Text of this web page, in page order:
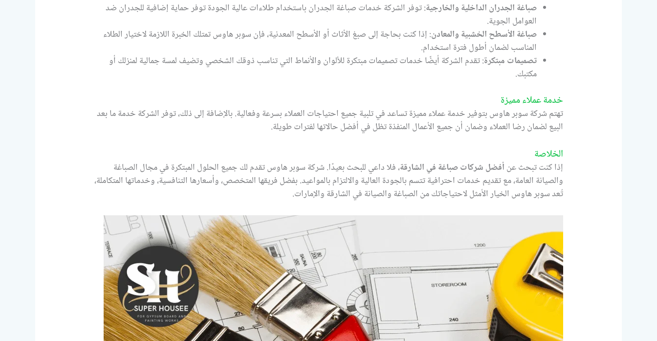
صباغة الجدران الداخلية والخارجية: توفر الشركة خدمات صباغة الجدران باستخدام طلاءات عالية الجودة توفر حماية إضافية للجدران ضد
العوامل الجوية.
صباغة الأسطح الخشبية والمعادن: إذا كنت بحاجة إلى صبغ الأثاث أو الأسطح المعدنية، فإن سوبر هاوس تمتلك الخبرة اللازمة لاختيار الطلاء
المناسب لضمان أطول فترة استخدام.
تصميمات مبتكرة: تقدم الشركة أيضًا خدمات تصميمات مبتكرة للألوان والأنماط التي تناسب ذوقك الشخصي وتضيف لمسة جمالية لمنزلك أو
مكتبك.
خدمة عملاء مميزة
تهتم شركة سوبر هاوس بتوفير خدمة عملاء مميزة تساعد في تلبية جميع احتياجات العملاء بسرعة وفعالية. بالإضافة إلى ذلك، توفر الشركة خدمة ما بعد
البيع لضمان رضا العملاء وضمان أن جميع الأعمال المنفذة تظل في أفضل حالاتها لفترات طويلة.
الخلاصة
إذا كنت تبحث عن أفضل شركات صباغة في الشارقة، فلا داعي للبحث بعيدًا. شركة سوبر هاوس تقدم لك جميع الحلول المبتكرة في مجال الصباغة
والصيانة العامة، مع تقديم خدمات احترافية تتسم بالجودة العالية والالتزام بالمواعيد. بفضل فريقها المتخصص، وأسعارها التنافسية، وخدماتها المتكاملة،
تُعد سوبر هاوس الخيار الأمثل لاحتياجاتك من الصباغة والصيانة في الشارقة والإمارات.